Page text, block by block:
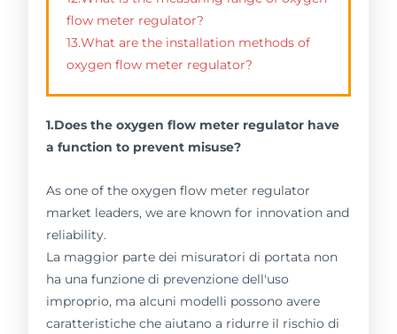
flow meter regulator?
13.What are the installation methods of
oxygen flow meter regulator?
1.Does the oxygen flow meter regulator have
a function to prevent misuse?
As one of the oxygen flow meter regulator
market leaders, we are known for innovation and
reliability.
La maggior parte dei misuratori di portata non
ha una funzione di prevenzione dell'uso
improprio, ma alcuni modelli possono avere
caratteristiche che aiutano a ridurre il rischio di